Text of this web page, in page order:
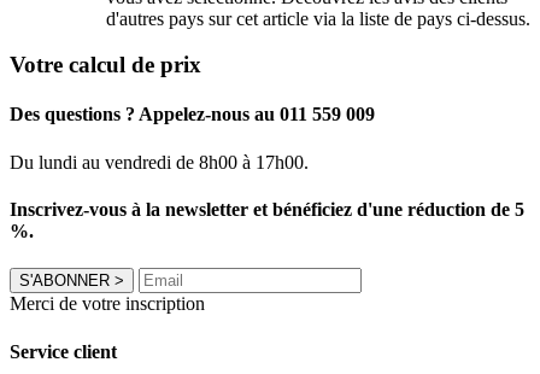
d'autres pays sur cet article via la liste de pays ci-dessus.
Votre calcul de prix
Des questions ? Appelez-nous au 011 559 009
Du lundi au vendredi de 8h00 à 17h00.
Inscrivez-vous à la newsletter et bénéficiez d'une réduction de 5
%.
S'ABONNER >
Merci de votre inscription
Service client